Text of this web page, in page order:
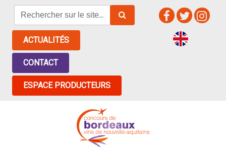
ACTUALITÉS
CONTACT
ESPACE PRODUCTEURS